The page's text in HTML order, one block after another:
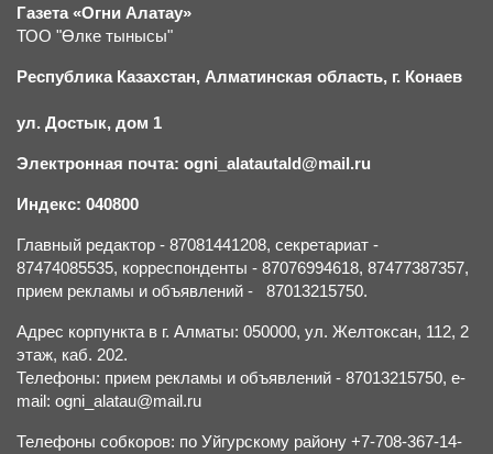
Газета «Огни Алатау»
ТОО "Өлке тынысы"
Республика Казахстан, Алматинская область, г. Конаев
ул. Достык, дом 1
Электронная почта: ogni_alatautald@mail.ru
Индекс: 040800
Главный редактор - 87081441208, секретариат -
87474085535, корреспонденты - 87076994618, 87477387357,
прием рекламы и объявлений - 87013215750.
Адрес корпункта в г. Алматы: 050000, ул. Желтоксан, 112, 2
этаж, каб. 202.
Телефоны: прием рекламы и объявлений - 87013215750, e-
mail: ogni_alatau@mail.ru
Телефоны собкоров: по Уйгурскому району +7-708-367-14-